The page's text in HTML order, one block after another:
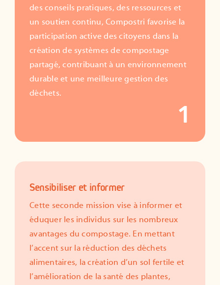
des conseils pratiques, des ressources et
un soutien continu, Compostri favorise la
participation active des citoyens dans la
création de systèmes de compostage
partagé, contribuant à un environnement
durable et une meilleure gestion des
déchets.
1
Sensibiliser et informer
Cette seconde mission vise à informer et
éduquer les individus sur les nombreux
avantages du compostage. En mettant
l’accent sur la réduction des déchets
alimentaires, la création d’un sol fertile et
l’amélioration de la santé des plantes,